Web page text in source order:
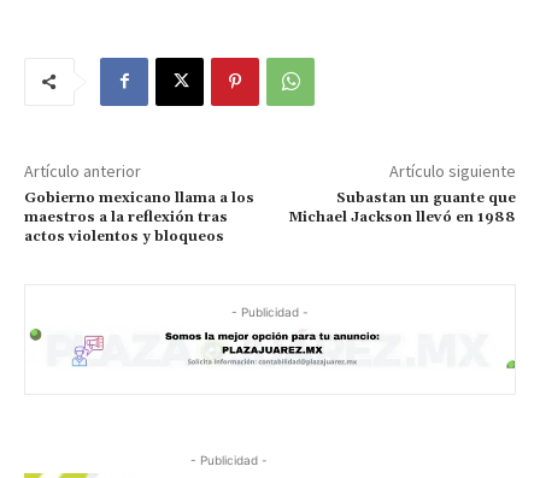
Artículo anterior
Gobierno mexicano llama a los
maestros a la reflexión tras
actos violentos y bloqueos
Artículo siguiente
Subastan un guante que
Michael Jackson llevó en 1988
- Publicidad -
- Publicidad -